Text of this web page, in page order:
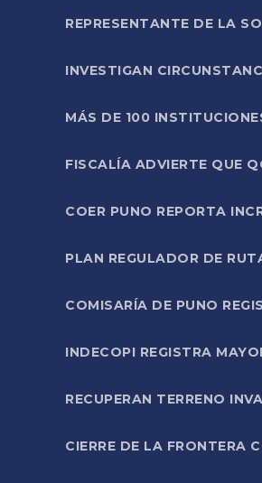
REPRESENTANTE DE LA
INVESTIGAN
MÁS DE 100
FISCALÍA ADVIERTE QUE
COER PUNO REPORTA
PLAN REGULADOR DE
COMISARÍA DE PUNO
INDECOPI REGISTRA
RECUPERAN TERRENO
CIERRE DE LA FRONTERA